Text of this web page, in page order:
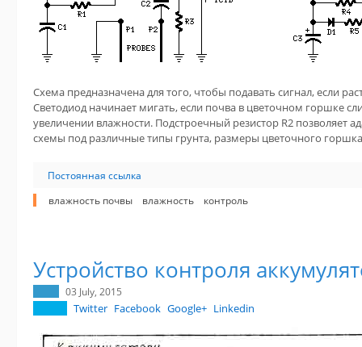
Схема предназначена для того, чтобы подавать сигнал, если
Светодиод начинает мигать, если почва в цветочном горшке
увеличении влажности. Подстроечный резистор R2 позволяет
схемы под различные типы грунта, размеры цветочного
Постоянная ссылка
влажность почвы
влажность контроль
Устройство контроля
03 July, 2015
Twitter Facebook Google+ Linkedin